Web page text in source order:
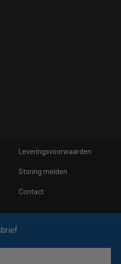
Leveringsvoorwaarden
Storing melden
Contact